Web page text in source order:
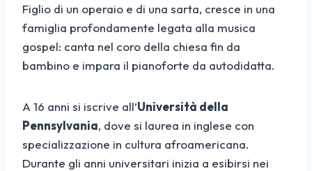
Figlio di un operaio e di una sarta, cresce in una
famiglia profondamente legata alla musica
gospel: canta nel coro della chiesa fin da
bambino e impara il pianoforte da autodidatta.
A 16 anni si iscrive all’Università della
Pennsylvania, dove si laurea in inglese con
specializzazione in cultura afroamericana.
Durante gli anni universitari inizia a esibirsi nei